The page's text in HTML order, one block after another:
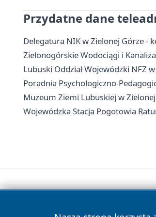
Przydatne dane
Delegatura NIK w Zielonej Górze -
Zielonogórskie Wodociągi i
Lubuski Oddział Wojewódzki NFZ
Poradnia Psychologiczno-
Muzeum Ziemi Lubuskiej w
Wojewódzka Stacja Pogotowia